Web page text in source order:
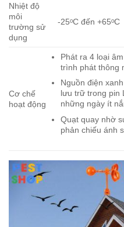
Nhiệt độ
môi
trường sử
dụng
-25ᵒC đến +65ᵒC
Cơ chế
hoạt động
Phát ra 4 loại
trình phát thông
Nguồn điện
lưu trữ trong pin
những ngày ít
Quạt quay nhờ
phản chiếu ánh